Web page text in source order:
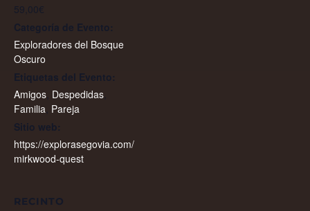
59,00€
Categoría de Evento:
Exploradores del Bosque
Oscuro
Etiquetas del Evento:
Amigos Despedidas
Familia Pareja
Sitio web:
https://explorasegovia.com/
mirkwood-quest
RECINTO